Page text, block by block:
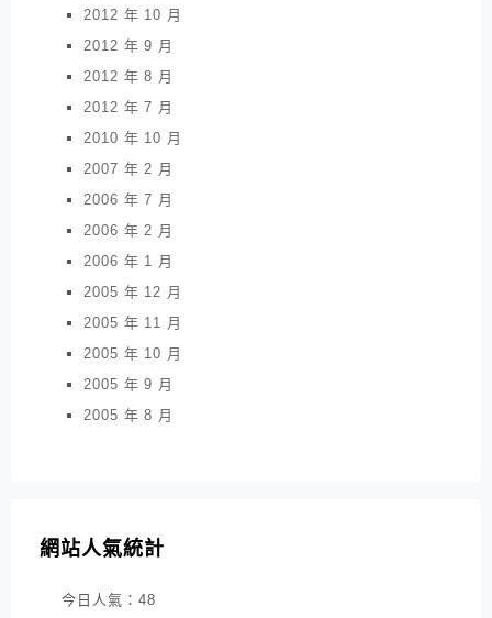
2012 年 10 月
2012 年 9 月
2012 年 8 月
2012 年 7 月
2010 年 10 月
2007 年 2 月
2006 年 7 月
2006 年 2 月
2006 年 1 月
2005 年 12 月
2005 年 11 月
2005 年 10 月
2005 年 9 月
2005 年 8 月
網站人氣統計
今日人氣： 48